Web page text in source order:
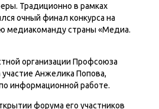
Традиционно в рамках
очный финал конкурса на
медиакоманду страны «Медиа.
организации Профсоюза
Анжелика Попова,
информационной работе.
форума его участников